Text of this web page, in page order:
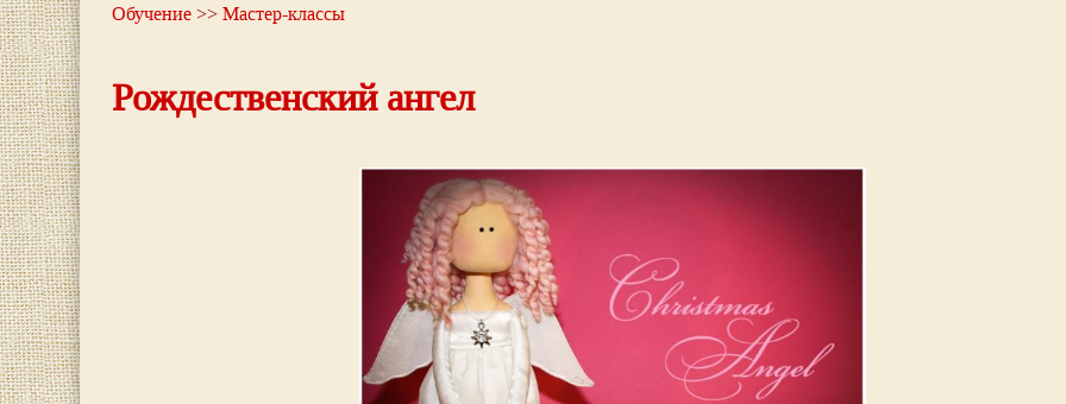
Обучение>>Мастер-классы
Рождественский ангел